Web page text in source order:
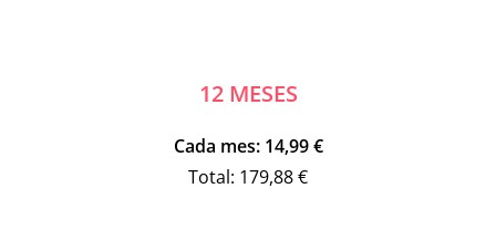
12 MESES
Cada mes: 14,99 €
Total: 179,88 €